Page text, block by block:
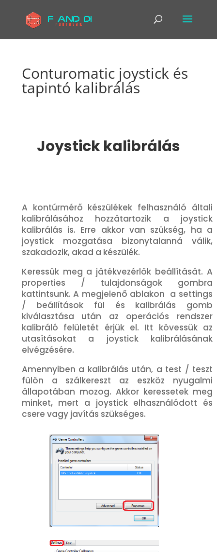
Conturomatic joystick és
tapintó kalibrálás
Joystick kalibrálás
A kontúrmérő készülékek felhasználó általi
kalibrálásához hozzátartozik a joystick
kalibrálás is. Erre akkor van szükség, ha a
joystick mozgatása bizonytalanná válik,
szakadozik, akad a készülék.
Keressük meg a játékvezérlők beállítását. A
properties / tulajdonságok gombra
kattintsunk. A megjelenő ablakon a settings
/ beállítások fül és kalibrálás gomb
kiválasztása után az operációs rendszer
kalibráló felületét érjük el. Itt kövessük az
utasításokat a joystick kalibrálásának
elvégzésére.
Amennyiben a kalibrálás után, a test / teszt
fülön a szálkereszt az eszköz nyugalmi
állapotában mozog. Akkor keressetek meg
minket, mert a joystick elhasználódott és
csere vagy javítás szükséges.